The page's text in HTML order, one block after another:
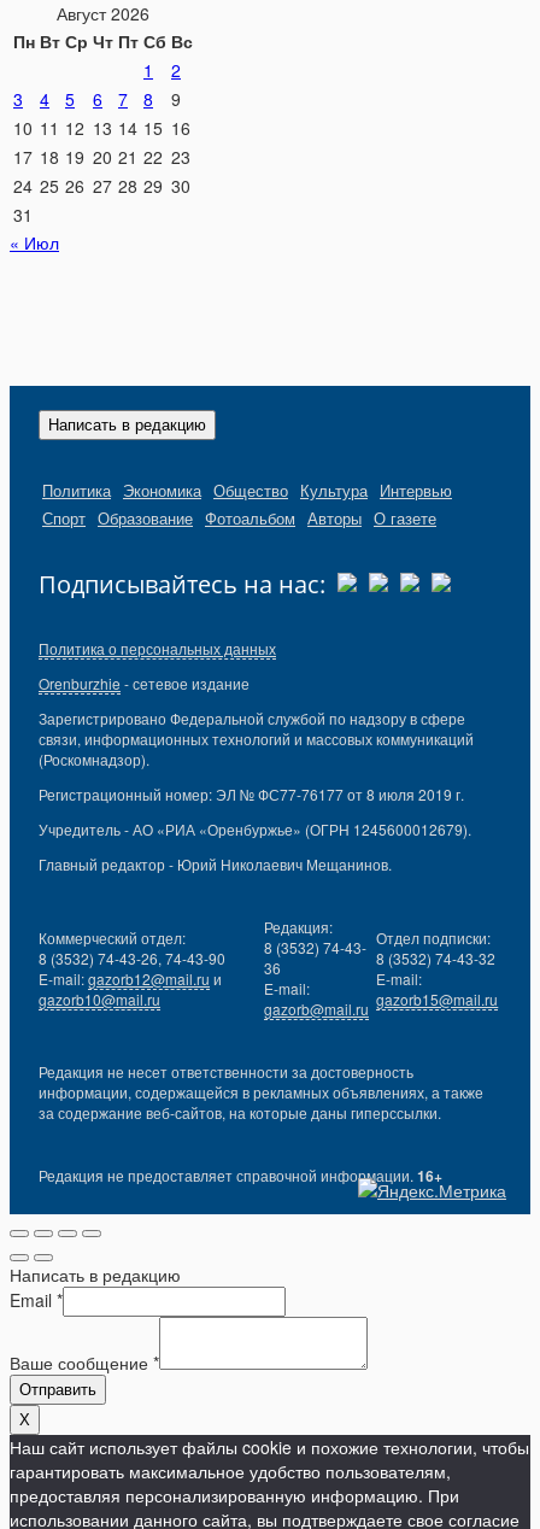
Август 2026
Пн Вт Ср Чт Пт Сб Вс
1
2
3
4 5 6 7 8
9
10 11 12 13 14 15 16
17 18 19 20 21 22 23
24 25 26 27 28 29 30
31
« Июл
Написать в редакцию
Политика Экономика Общество Культура Интервью
Спорт Образование Фотоальбом Авторы О газете
Подписывайтесь на нас:
Политика о персональных данных
Orenburzhie - сетевое издание
Зарегистрировано Федеральной службой по надзору в сфере
связи, информационных технологий и массовых коммуникаций
(Роскомнадзор).
Регистрационный номер: ЭЛ № ФС77-76177 от 8 июля 2019 г.
Учредитель - АО «РИА «Оренбуржье» (ОГРН 1245600012679).
Главный редактор - Юрий Николаевич Мещанинов.
Коммерческий отдел:
8 (3532) 74-43-26, 74-43-90
E-mail:gazorb12@mail.ru и
gazorb10@mail.ru
Редакция:
8 (3532) 74-43-
36
E-mail:
gazorb@mail.ru
Отдел подписки:
8 (3532) 74-43-32
E-mail:
gazorb15@mail.ru
Редакция не несет ответственности за достоверность
информации, содержащейся в рекламных объявлениях, а также
за содержание веб-сайтов, на которые даны гиперссылки.
Редакция не предоставляет справочной информации. 16+
Написать в редакцию
Email *
Ваше сообщение *
Отправить
X
Наш сайт использует файлы cookie и похожие технологии, чтобы
гарантировать максимальное удобство пользователям,
предоставляя персонализированную информацию. При
использовании данного сайта, вы подтверждаете свое согласие